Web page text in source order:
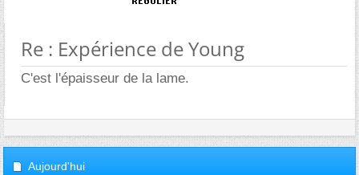
Re : Expérience de Young
C'est l'épaisseur de la lame.
Aujourd'hui